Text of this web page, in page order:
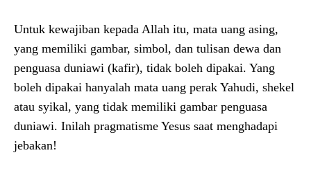
Untuk kewajiban kepada Allah itu, mata uang asing,
yang memiliki gambar, simbol, dan tulisan dewa dan
penguasa duniawi (kafir), tidak boleh dipakai. Yang
boleh dipakai hanyalah mata uang perak Yahudi, shekel
atau syikal, yang tidak memiliki gambar penguasa
duniawi. Inilah pragmatisme Yesus saat menghadapi
jebakan!